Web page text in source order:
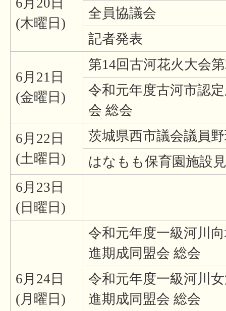
6月20日
(木曜日)
全員協議会
記者発表
6月21日
(金曜日)
第14回古河花火大会
令和元年度古河市認
会 総会
6月22日
(土曜日)
茨城県西市議会議員
はなもも保育園施設
6月23日
(日曜日)
6月24日
(月曜日)
令和元年度一級河川
進期成同盟会 総会
令和元年度一級河川
進期成同盟会 総会